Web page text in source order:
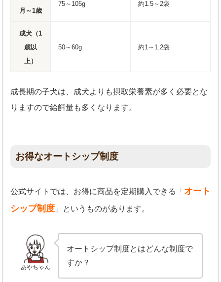
月～1歳
75～105g 約1.5～2袋
成犬（1
歳以
上）
50～60g 約1～1.2袋
成長期の子犬は、成犬よりも摂取栄養素が多く必要とな
りますので給餌量も多くなります。
お得なオートシップ制度
公式サイトでは、お得に商品を定期購入できる「 オート
シップ制度 」というものがあります。
あやちゃん
オートシップ制度とはどんな制度で
すか？